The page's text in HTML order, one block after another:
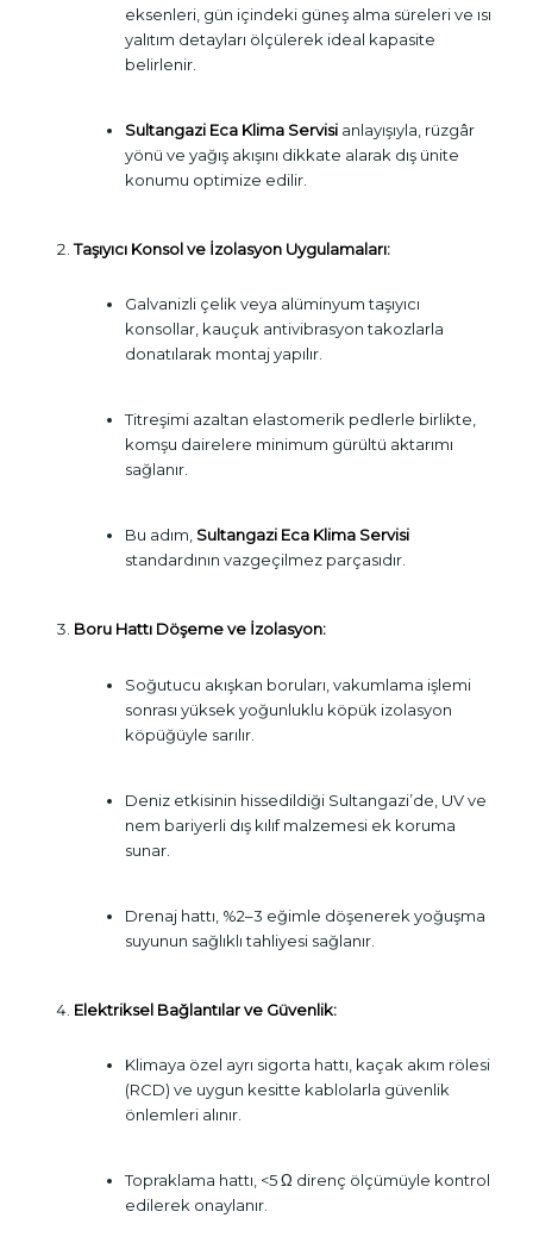
eksenleri, gün içindeki güneş alma süreleri ve ısı
yalıtım detayları ölçülerek ideal kapasite
belirlenir.
Sultangazi Eca Klima Servisianlayışıyla, rüzgâr
yönü ve yağış akışını dikkate alarak dış ünite
konumu optimize edilir.
Taşıyıcı Konsol ve İzolasyon Uygulamaları:
Galvanizli çelik veya alüminyum taşıyıcı
konsollar, kauçuk antivibrasyon takozlarla
donatılarak montaj yapılır.
Titreşimi azaltan elastomerik pedlerle birlikte,
komşu dairelere minimum gürültü aktarımı
sağlanır.
Bu adım, Sultangazi Eca Klima Servisi
standardının vazgeçilmez parçasıdır.
Boru Hattı Döşeme ve İzolasyon:
Soğutucu akışkan boruları, vakumlama işlemi
sonrası yüksek yoğunluklu köpük izolasyon
köpüğüyle sarılır.
Deniz etkisinin hissedildiği Sultangazi’de, UV ve
nem bariyerli dış kılıf malzemesi ek koruma
sunar.
Drenaj hattı, %2–3 eğimle döşenerek yoğuşma
suyunun sağlıklı tahliyesi sağlanır.
Elektriksel Bağlantılar ve Güvenlik:
Klimaya özel ayrı sigorta hattı, kaçak akım rölesi
(RCD) ve uygun kesitte kablolarla güvenlik
önlemleri alınır.
Topraklama hattı, <5 Ω direnç ölçümüyle kontrol
edilerek onaylanır.